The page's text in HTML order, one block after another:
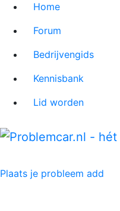
Home
Forum
Bedrijvengids
Kennisbank
Lid worden
Plaats je probleem add